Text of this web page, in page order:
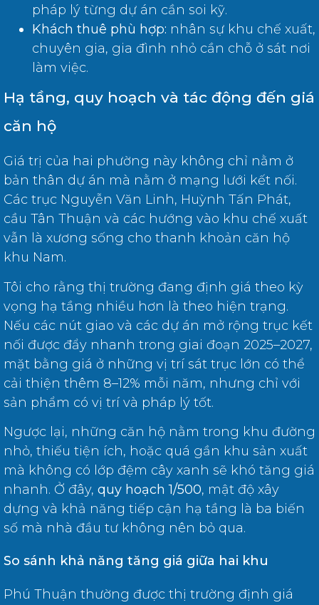
pháp lý từng dự án cần soi kỹ.
Khách thuê phù hợp: nhân sự khu chế xuất,
chuyên gia, gia đình nhỏ cần chỗ ở sát nơi
làm việc.
Hạ tầng, quy hoạch và tác động đến giá
căn hộ
Giá trị của hai phường này không chỉ nằm ở
bản thân dự án mà nằm ở mạng lưới kết nối.
Các trục Nguyễn Văn Linh, Huỳnh Tấn Phát,
cầu Tân Thuận và các hướng vào khu chế xuất
vẫn là xương sống cho thanh khoản căn hộ
khu Nam.
Tôi cho rằng thị trường đang định giá theo kỳ
vọng hạ tầng nhiều hơn là theo hiện trạng.
Nếu các nút giao và các dự án mở rộng trục kết
nối được đẩy nhanh trong giai đoạn 2025–2027,
mặt bằng giá ở những vị trí sát trục lớn có thể
cải thiện thêm 8–12% mỗi năm, nhưng chỉ với
sản phẩm có vị trí và pháp lý tốt.
Ngược lại, những căn hộ nằm trong khu đường
nhỏ, thiếu tiện ích, hoặc quá gần khu sản xuất
mà không có lớp đệm cây xanh sẽ khó tăng giá
nhanh. Ở đây, quy hoạch 1/500, mật độ xây
dựng và khả năng tiếp cận hạ tầng là ba biến
số mà nhà đầu tư không nên bỏ qua.
So sánh khả năng tăng giá giữa hai khu
Phú Thuận thường được thị trường định giá